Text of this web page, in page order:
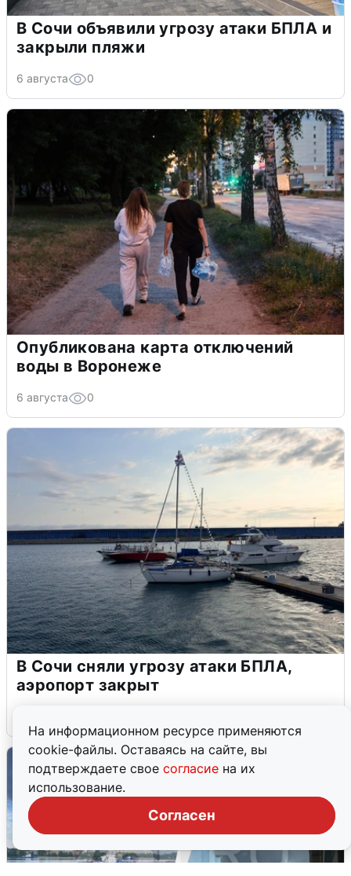
На информационном ресурсе применяются
cookie-файлы. Оставаясь на сайте, вы
подтверждаете свое согласие на их
использование.
Согласен
В Сочи объявили угрозу атаки БПЛА и
закрыли пляжи
6 августа 0
Опубликована карта отключений
воды в Воронеже
6 августа 0
В Сочи сняли угрозу атаки БПЛА,
аэропорт закрыт